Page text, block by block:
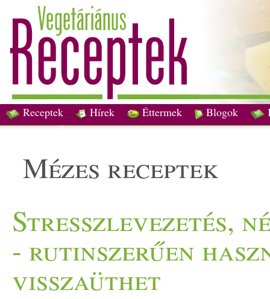
Receptek Hírek Éttermek Blogok
mézes receptek
Stresszlevezetés,
- rutinszerűen
visszaüthet